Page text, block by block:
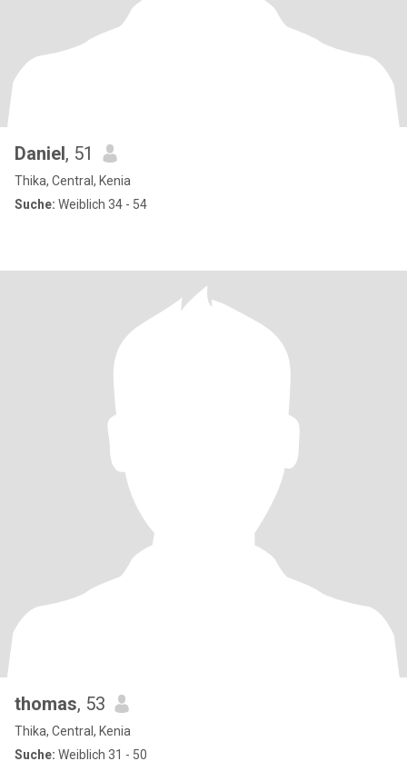
Daniel, 51
Thika, Central, Kenia
Suche: Weiblich 34 - 54
thomas, 53
Thika, Central, Kenia
Suche: Weiblich 31 - 50